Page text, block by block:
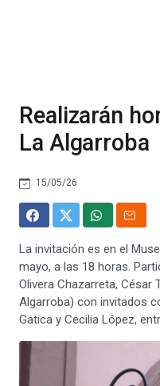
Realizarán
La Algarroba
15/05/26
La invitación es en el
mayo, a las 18 horas.
Olivera Chazarreta, César
Algarroba) con invitados
Gatica y Cecilia López,